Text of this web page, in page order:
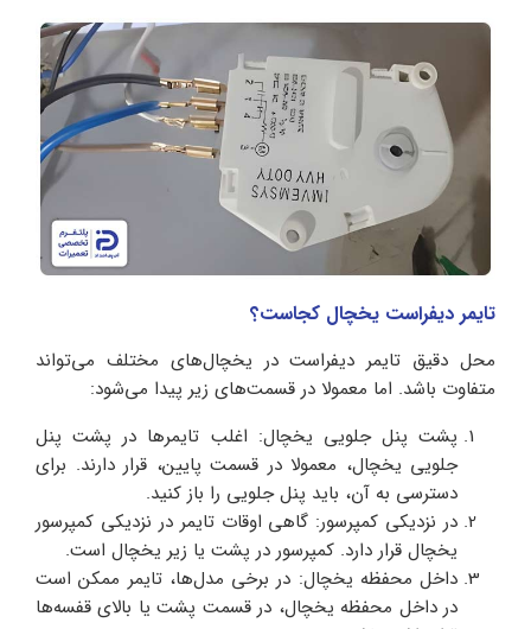
تایمر دیفراست یخچال کجاست؟
محل دقیق تایمر دیفراست در یخچال‌های مختلف می‌تواند
متفاوت باشد. اما معمولا در قسمت‌های زیر پیدا می‌شود:
پشت پنل جلویی یخچال: اغلب تایمرها در پشت پنل
جلویی یخچال، معمولا در قسمت پایین، قرار دارند. برای
دسترسی به آن، باید پنل جلویی را باز کنید.
در نزدیکی کمپرسور: گاهی اوقات تایمر در نزدیکی کمپرسور
یخچال قرار دارد. کمپرسور در پشت یا زیر یخچال است.
داخل محفظه یخچال: در برخی مدل‌ها، تایمر ممکن است
در داخل محفظه یخچال، در قسمت پشت یا بالای قفسه‌ها